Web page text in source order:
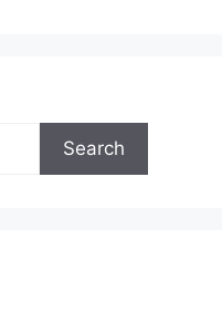
Search